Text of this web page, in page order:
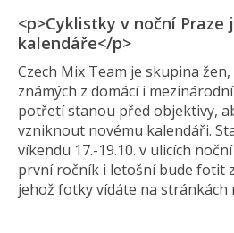
<p>Cyklistky v noční
kalendáře</p>
Czech Mix Team je skupina
známých z domácí i
potřetí stanou před objektivy,
vzniknout novému kalendáři.
víkendu 17.-19.10. v ulicích
první ročník i letošní bude fotit
jehož fotky vídáte na stránkách